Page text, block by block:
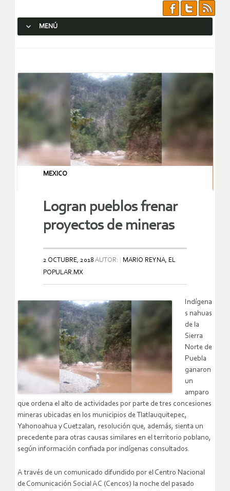
MENÚ
MEXICO
Logran pueblos frenar
proyectos de mineras
2 OCTUBRE, 2018 AUTOR:
MARIO REYNA, EL
POPULAR.MX
Indígena
s nahuas
de la
Sierra
Norte de
Puebla
ganaron
un
amparo
que ordena el alto de actividades por parte de tres concesiones
mineras ubicadas en los municipios de Tlatlauquitepec,
Yahonoahua y Cuetzalan, resolución que, además, sienta un
precedente para otras causas similares en el territorio poblano,
según información confiada por indígenas consultados.
A través de un comunicado difundido por el Centro Nacional
de Comunicación Social AC (Cencos) la noche del pasado